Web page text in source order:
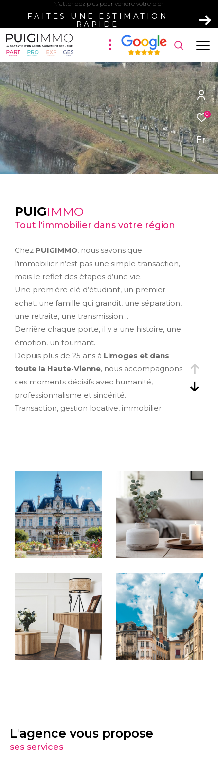
N'attendez plus pour vendre votre bien
FAITES UNE ESTIMATION
RAPIDE
0
Fr
PUIGIMMO
Tout l'immobilier dans votre région
Chez PUIGIMMO, nous savons que
l’immobilier n’est pas une simple transaction,
mais le reflet des étapes d’une vie.
Une première clé d’étudiant, un premier
achat, une famille qui grandit, une séparation,
une retraite, une transmission…
Derrière chaque porte, il y a une histoire, une
émotion, un tournant.
Depuis plus de 25 ans à Limoges et dans
toute la Haute-Vienne, nous accompagnons
ces moments décisifs avec humanité,
professionnalisme et sincérité.
Transaction, gestion locative, immobilier
Chaque personne est unique, chaque bien
l’est aussi.
Notre rôle est de vous accompagner afin de
trouver le bien qui vous ressemble, à chaque
étape de votre vie.
L'agence vous propose
ses services